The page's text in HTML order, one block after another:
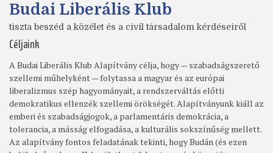
Budai Liberális Klub
tiszta beszéd a közélet és a civil társadalom kérdéseiről
Céljaink
A Budai Liberális Klub Alapítvány célja, hogy — szabadságszerető
szellemi műhelyként — folytassa a magyar és az európai
liberalizmus szép hagyományait, a rendszerváltás előtti
demokratikus ellenzék szellemi örökségét. Alapítványunk kiáll az
emberi és szabadságjogok, a parlamentáris demokrácia, a
tolerancia, a másság elfogadása, a kulturális sokszínűség mellett.
Az alapítvány fontos feladatának tekinti, hogy Budán (és ezen